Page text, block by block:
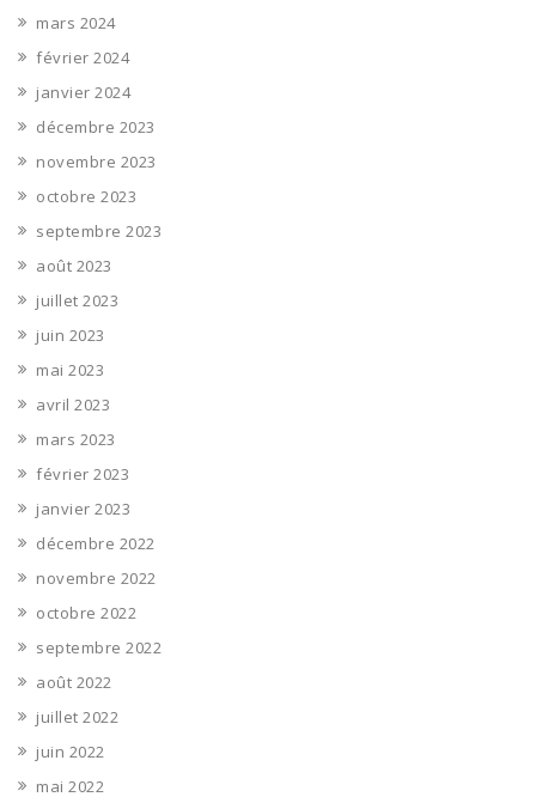
mars 2024
février 2024
janvier 2024
décembre 2023
novembre 2023
octobre 2023
septembre 2023
août 2023
juillet 2023
juin 2023
mai 2023
avril 2023
mars 2023
février 2023
janvier 2023
décembre 2022
novembre 2022
octobre 2022
septembre 2022
août 2022
juillet 2022
juin 2022
mai 2022